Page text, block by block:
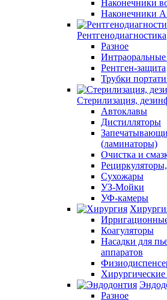
Наконечники
Наконечники
Рентгенодиагностика
Разное
Интраоральные
Рентген-защита
Трубки
Стерилизация,
Автоклавы
Дистилляторы
(ламинаторы)
Очистка и
Сухожары
УЗ-Мойки
УФ-камеры
Коагуляторы
Насадки для
аппаратов
Разное